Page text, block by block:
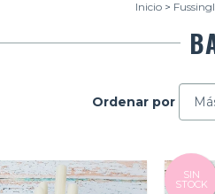
Inicio >
Ordenar por
SIN
STOCK